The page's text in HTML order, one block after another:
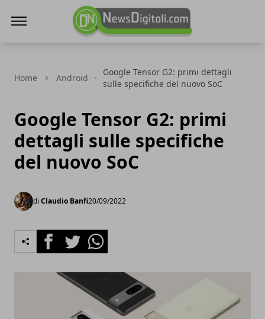
Home Android
Google Tensor G2: primi dettagli
sulle specifiche del nuovo SoC
Google Tensor G2: primi
dettagli sulle specifiche
del nuovo SoC
di Claudio Banfi20/09/2022
FacebookTwitterWhatsapp